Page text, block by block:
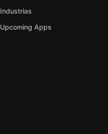
Industrias
Upcoming Apps